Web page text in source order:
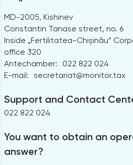
MD-2005, Kishinev
Constantin Tanase street, no. 6
Inside „Fertilitatea-Chișinău”
office 320
Antechamber:
022 822 024
E-mail: secretariat@monitor.tax
Support and Contact
022 822 024
You want to obtain an
answer?